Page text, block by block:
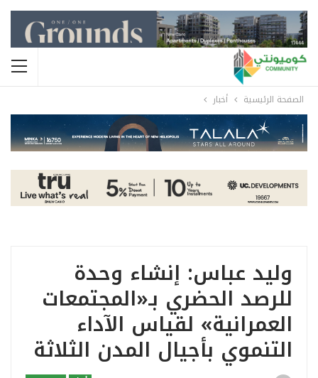
الصفحة الرئيسية أخبار
وليد عباس: إنشاء وحدة
للرصد الحضري بـ«المجتمعات
العمرانية» لقياس الآداء
التنموي بأجيال المدن الثلاثة